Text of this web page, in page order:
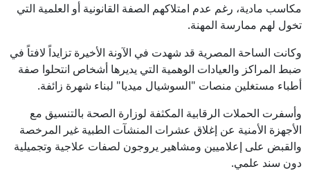
مكاسب مادية، رغم عدم امتلاكهم الصفة القانونية أو العلمية التي
تخول لهم ممارسة المهنة.
وكانت الساحة المصرية قد شهدت في الآونة الأخيرة تزايداً لافتاً في
ضبط المراكز والعيادات الوهمية التي يديرها أشخاص انتحلوا صفة
أطباء مستغلين منصات "السوشيال ميديا" لبناء شهرة زائفة.
وأسفرت الحملات الرقابية المكثفة لوزارة الصحة بالتنسيق مع
الأجهزة الأمنية عن إغلاق عشرات المنشآت الطبية غير المرخصة
والقبض على إعلاميين ومشاهير يروجون لصفات علاجية وتجميلية
دون سند علمي.